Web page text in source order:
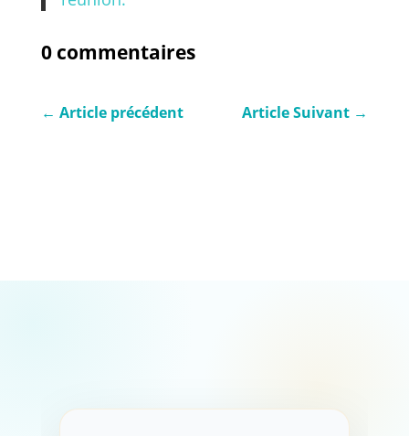
0 commentaires
← Article précédent Article Suivant →